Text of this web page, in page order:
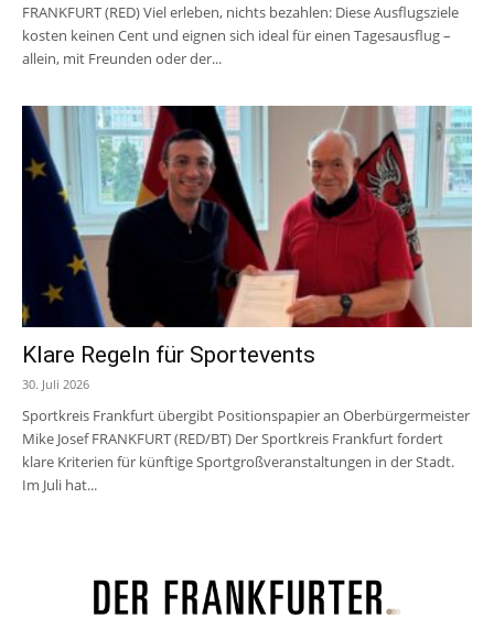
FRANKFURT (RED) Viel erleben, nichts bezahlen: Diese Ausflugsziele
kosten keinen Cent und eignen sich ideal für einen Tagesausflug –
allein, mit Freunden oder der...
Klare Regeln für Sportevents
30. Juli 2026
Sportkreis Frankfurt übergibt Positionspapier an Oberbürgermeister
Mike Josef FRANKFURT (RED/BT) Der Sportkreis Frankfurt fordert
klare Kriterien für künftige Sportgroßveranstaltungen in der Stadt.
Im Juli hat...